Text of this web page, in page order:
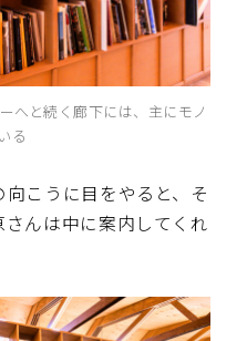
へと続く廊下には、主にモノ
る
こうに目をやると、そ
んは中に案内してくれ